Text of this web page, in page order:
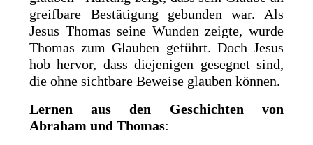
greifbare Bestätigung gebunden war. Als
Jesus Thomas seine Wunden zeigte, wurde
Thomas zum Glauben geführt. Doch Jesus
hob hervor, dass diejenigen gesegnet sind,
die ohne sichtbare Beweise glauben können.
Lernen aus den Geschichten von
Abraham und Thomas: